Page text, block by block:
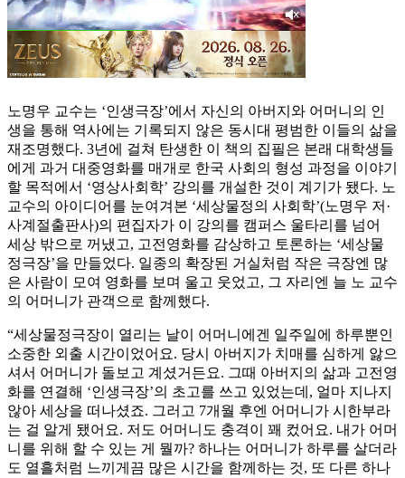
노명우 교수는 ‘인생극장’에서 자신의 아버지와 어머니의 인
생을 통해 역사에는 기록되지 않은 동시대 평범한 이들의 삶을
재조명했다. 3년에 걸쳐 탄생한 이 책의 집필은 본래 대학생들
에게 과거 대중영화를 매개로 한국 사회의 형성 과정을 이야기
할 목적에서 ‘영상사회학’ 강의를 개설한 것이 계기가 됐다. 노
교수의 아이디어를 눈여겨본 ‘세상물정의 사회학’(노명우 저·
사계절출판사)의 편집자가 이 강의를 캠퍼스 울타리를 넘어
세상 밖으로 꺼냈고, 고전영화를 감상하고 토론하는 ‘세상물
정극장’을 만들었다. 일종의 확장된 거실처럼 작은 극장엔 많
은 사람이 모여 영화를 보며 울고 웃었고, 그 자리엔 늘 노 교수
의 어머니가 관객으로 함께했다.
“세상물정극장이 열리는 날이 어머니에겐 일주일에 하루뿐인
소중한 외출 시간이었어요. 당시 아버지가 치매를 심하게 앓으
셔서 어머니가 돌보고 계셨거든요. 그때 아버지의 삶과 고전영
화를 연결해 ‘인생극장’의 초고를 쓰고 있었는데, 얼마 지나지
않아 세상을 떠나셨죠. 그러고 7개월 후엔 어머니가 시한부라
는 걸 알게 됐어요. 저도 어머니도 충격이 꽤 컸어요. 내가 어머
니를 위해 할 수 있는 게 뭘까? 하나는 어머니가 하루를 살더라
도 열흘처럼 느끼게끔 많은 시간을 함께하는 것, 또 다른 하나